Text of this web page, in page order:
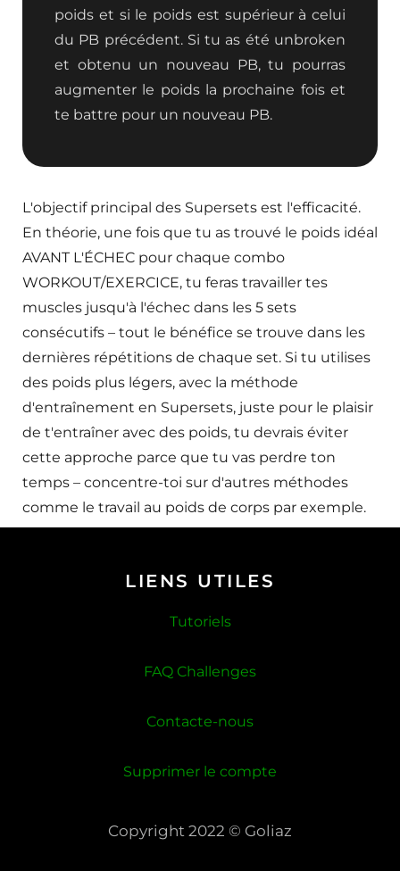
poids et si le poids est supérieur à celui
du PB précédent. Si tu as été unbroken
et obtenu un nouveau PB, tu pourras
augmenter le poids la prochaine fois et
te battre pour un nouveau PB.
L'objectif principal des Supersets est l'efficacité.
En théorie, une fois que tu as trouvé le poids idéal
AVANT L'ÉCHEC pour chaque combo
WORKOUT/EXERCICE, tu feras travailler tes
muscles jusqu'à l'échec dans les 5 sets
consécutifs – tout le bénéfice se trouve dans les
dernières répétitions de chaque set. Si tu utilises
des poids plus légers, avec la méthode
d'entraînement en Supersets, juste pour le plaisir
de t'entraîner avec des poids, tu devrais éviter
cette approche parce que tu vas perdre ton
temps – concentre-toi sur d'autres méthodes
comme le travail au poids de corps par exemple.
LIENS UTILES
Tutoriels
FAQ Challenges
Contacte-nous
Supprimer le compte
Copyright 2022 © Goliaz